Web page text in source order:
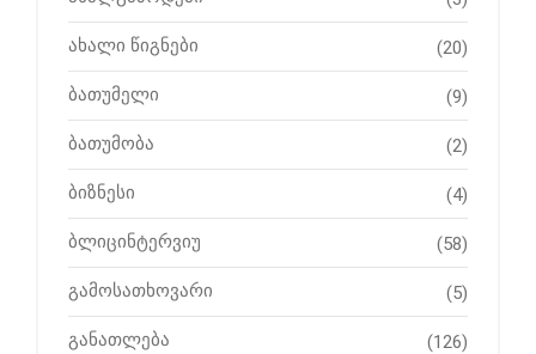
ახალი წიგნები (20)
ბათუმელი (9)
ბათუმობა (2)
ბიზნესი (4)
ბლიცინტერვიუ (58)
გამოსათხოვარი (5)
განათლება (126)